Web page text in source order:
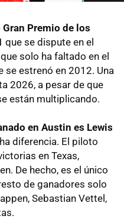
Premio de los
que se dispute en el
solo ha faltado en el
se estrenó en 2012. Una
2026, a pesar de que
están multiplicando.
en Austin es Lewis
diferencia. El piloto
en Texas,
De hecho, es el único
de ganadores solo
Sebastian Vettel,